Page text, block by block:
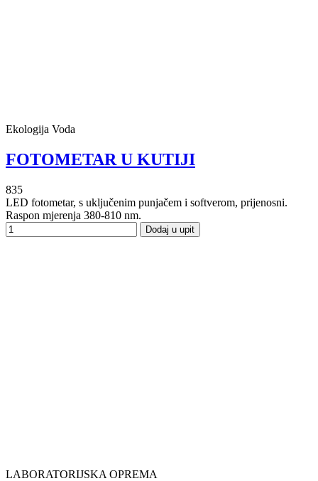
Ekologija Voda
FOTOMETAR U KUTIJI
835
LED fotometar, s uključenim punjačem i softverom, prijenosni.
Raspon mjerenja 380-810 nm.
Dodaj u upit
LABORATORIJSKA OPREMA